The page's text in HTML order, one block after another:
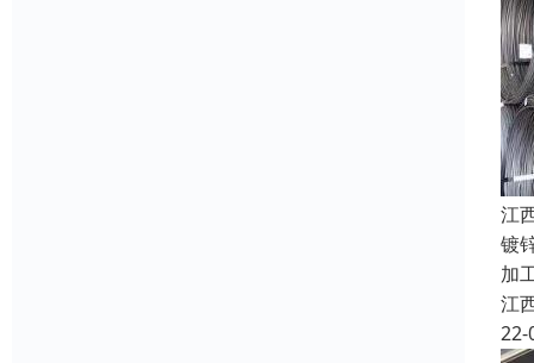
江
镀
加
江
22-